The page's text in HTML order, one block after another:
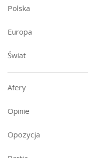
Polska
Europa
Świat
Afery
Opinie
Opozycja